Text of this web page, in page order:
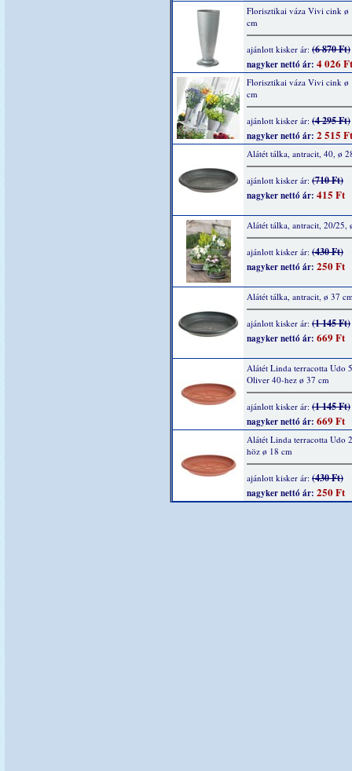
Florisztikai váza Vivi cink ø
cm
ajánlott kisker ár: (6 870 Ft)
nagyker nettó ár: 4 026 Ft
Florisztikai váza Vivi cink ø
cm
ajánlott kisker ár: (4 295 Ft)
nagyker nettó ár: 2 515 Ft
Alátét tálka, antracit, 40, ø
ajánlott kisker ár: (710 Ft)
nagyker nettó ár: 415 Ft
Alátét tálka, antracit, 20/25,
ajánlott kisker ár: (430 Ft)
nagyker nettó ár: 250 Ft
Alátét tálka, antracit, ø 37
ajánlott kisker ár: (1 145 Ft)
nagyker nettó ár: 669 Ft
Alátét Linda terracotta Udo
Oliver 40-hez ø 37 cm
ajánlott kisker ár: (1 145 Ft)
nagyker nettó ár: 669 Ft
Alátét Linda terracotta Udo
höz ø 18 cm
ajánlott kisker ár: (430 Ft)
nagyker nettó ár: 250 Ft